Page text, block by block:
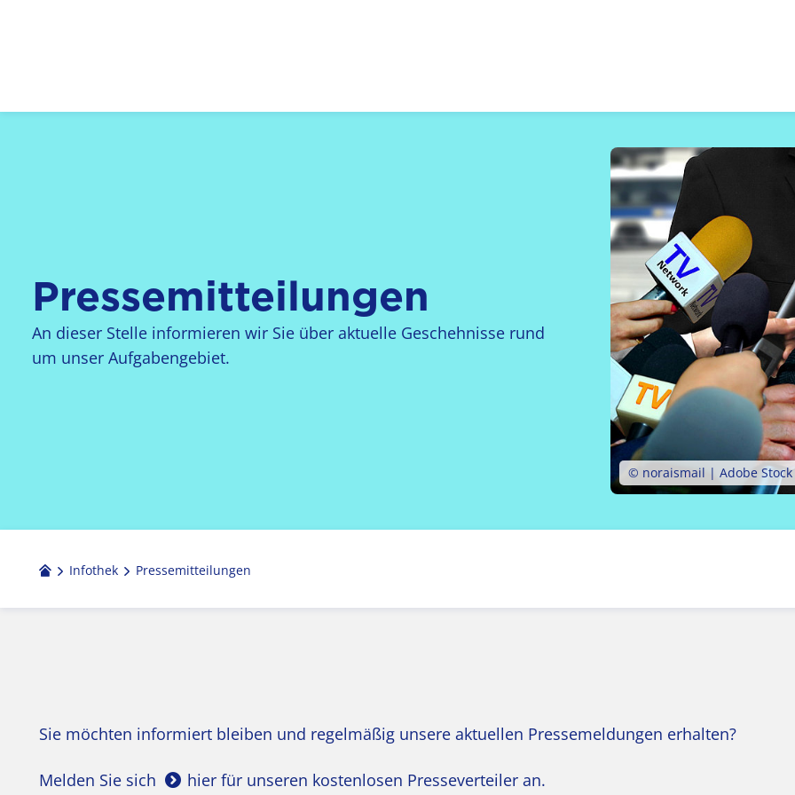
Pressemitteilungen
An dieser Stelle informieren wir Sie über aktuelle Geschehnisse rund
um unser Aufgabengebiet.
© noraismail | Adobe Stock
Infothek Pressemitteilungen
Sie möchten informiert bleiben und regelmäßig unsere aktuellen Pressemeldungen erhalten?
Melden Sie sich hier für unseren kostenlosen Presseverteiler an.